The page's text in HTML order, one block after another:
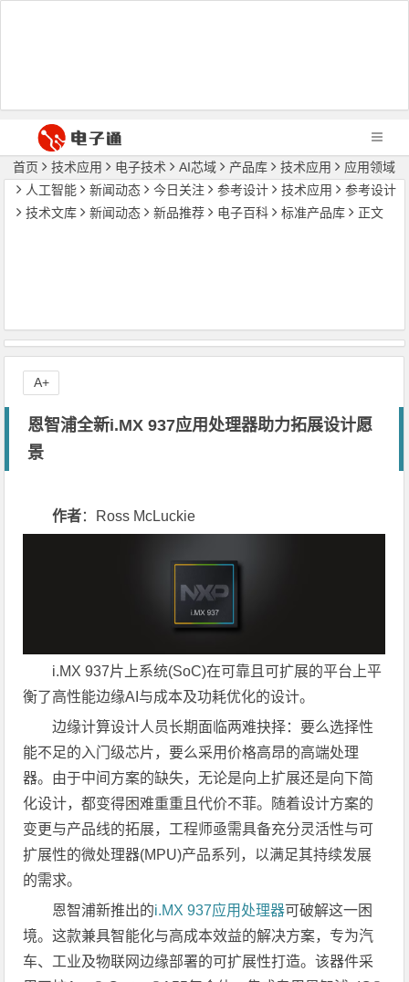
首页 技术应用 电子技术 AI芯域 产品库 技术应用
应用领域
人工智能
新闻动态 今日关注 参考设计 技术应用
参考设计
技术文库
新闻动态 新品推荐 电子百科 标准产品库 正文
恩智浦全新i.MX 937应用处理器助力拓展设计愿
景
作者：Ross McLuckie
i.MX 937片上系统(SoC)在可靠且可扩展的平台上平
衡了高性能边缘AI与成本及功耗优化的设计。
边缘计算设计人员长期面临两难抉择：要么选择性
能不足的入门级芯片，要么采用价格高昂的高端处理
器。由于中间方案的缺失，无论是向上扩展还是向下简
化设计，都变得困难重重且代价不菲。随着设计方案的
变更与产品线的拓展，工程师亟需具备充分灵活性与可
扩展性的微处理器(MPU)产品系列，以满足其持续发展
的需求。
恩智浦新推出的i.MX 937应用处理器可破解这一困
境。这款兼具智能化与高成本效益的解决方案，专为汽
车、工业及物联网边缘部署的可扩展性打造。该器件采
A+